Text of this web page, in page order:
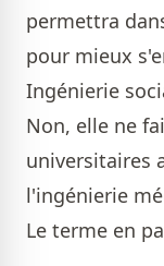
permettra
pour mieux
Ingénierie
Non, elle ne
universitaires
l'ingénierie
Le terme en